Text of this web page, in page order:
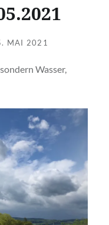
MAI 2021
Wasser,